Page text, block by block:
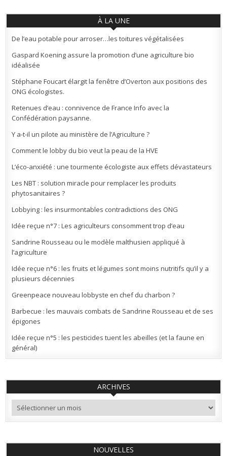
À LA UNE
De l’eau potable pour arroser…les toitures végétalisées
Gaspard Koening assure la promotion d’une agriculture bio
idéalisée
Stéphane Foucart élargit la fenêtre d’Overton aux positions des
ONG écologistes.
Retenues d’eau : connivence de France Info avec la
Confédération paysanne.
Y a-t-il un pilote au ministère de l’Agriculture ?
Comment le lobby du bio veut la peau de la HVE
L’éco-anxiété : une tourmente écologiste aux effets dévastateurs
Les NBT : solution miracle pour remplacer les produits
phytosanitaires ?
Lobbying : les insurmontables contradictions des ONG
Idée reçue n°7 : Les agriculteurs consomment trop d’eau
Sandrine Rousseau ou le modèle malthusien appliqué à
l’agriculture
Idée reçue n°6 : les fruits et légumes sont moins nutritifs qu’il y a
plusieurs décennies
Greenpeace nouveau lobbyste en chef du charbon ?
Barbecue : les mauvais combats de Sandrine Rousseau et de ses
épigones
Idée reçue n°5 : les pesticides tuent les abeilles (et la faune en
général)
ARCHIVES
Archives
NOUVELLES